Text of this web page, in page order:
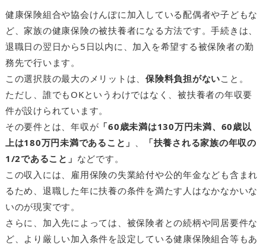
健康保険組合や協会けんぽに加入している配偶者や子どもな
ど、家族の健康保険の被扶養者になる方法です。手続きは、
退職日の翌日から5日以内に、加入を希望する被保険者の勤
務先で行います。
この選択肢の最大のメリットは、保険料負担がないこと。
ただし、誰でもOKというわけではなく、被扶養者の年収要
件が設けられています。
その要件とは、年収が 「60歳未満は130万円未満、60歳以
上は180万円未満であること」 、
「扶養される家族の年収の
1/2であること」 などです。
この収入には、雇用保険の失業給付や公的年金なども含まれ
るため、退職した年に扶養の条件を満たす人はなかなかいな
いのが現実です。
さらに、加入先によっては、被保険者との続柄や同居要件な
ど、より厳しい加入条件を設定している健康保険組合等もあ